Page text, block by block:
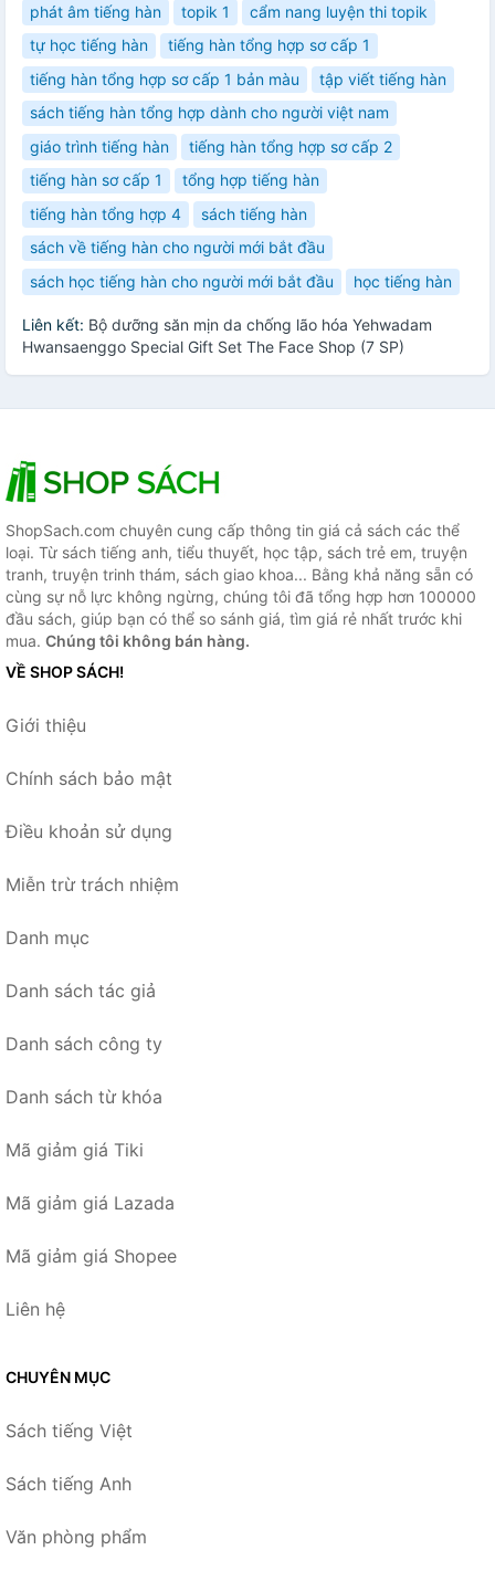
phát âm tiếng hàn
topik 1
cẩm nang luyện thi topik
tự học tiếng hàn
tiếng hàn tổng hợp sơ cấp 1
tiếng hàn tổng hợp sơ cấp 1 bản màu
tập viết tiếng hàn
sách tiếng hàn tổng hợp dành cho người việt nam
giáo trình tiếng hàn
tiếng hàn tổng hợp sơ cấp 2
tiếng hàn sơ cấp 1
tổng hợp tiếng hàn
tiếng hàn tổng hợp 4
sách tiếng hàn
sách về tiếng hàn cho người mới bắt đầu
sách học tiếng hàn cho người mới bắt đầu
học tiếng hàn
Liên kết: Bộ dưỡng săn mịn da chống lão hóa Yehwadam
Hwansaenggo Special Gift Set The Face Shop (7 SP)
ShopSach.com chuyên cung cấp thông tin giá cả sách các thể
loại. Từ sách tiếng anh, tiểu thuyết, học tập, sách trẻ em, truyện
tranh, truyện trinh thám, sách giao khoa... Bằng khả năng sẵn có
cùng sự nỗ lực không ngừng, chúng tôi đã tổng hợp hơn 100000
đầu sách, giúp bạn có thể so sánh giá, tìm giá rẻ nhất trước khi
mua. Chúng tôi không bán hàng.
VỀ SHOP SÁCH!
Giới thiệu
Chính sách bảo mật
Điều khoản sử dụng
Miễn trừ trách nhiệm
Danh mục
Danh sách tác giả
Danh sách công ty
Danh sách từ khóa
Mã giảm giá Tiki
Mã giảm giá Lazada
Mã giảm giá Shopee
Liên hệ
CHUYÊN MỤC
Sách tiếng Việt
Sách tiếng Anh
Văn phòng phẩm